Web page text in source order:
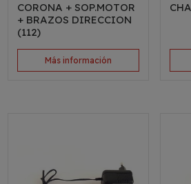
CORONA + SOP.MOTOR
+ BRAZOS DIRECCION
(112)
Más información